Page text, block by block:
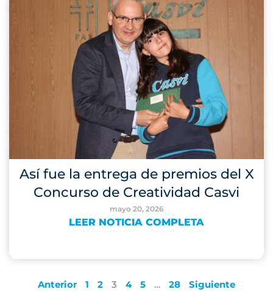
Así fue la entrega de premios del X
Concurso de Creatividad Casvi
mayo 20, 2026
LEER NOTICIA COMPLETA
Anterior 1 2 3 4 5 … 28 Siguiente